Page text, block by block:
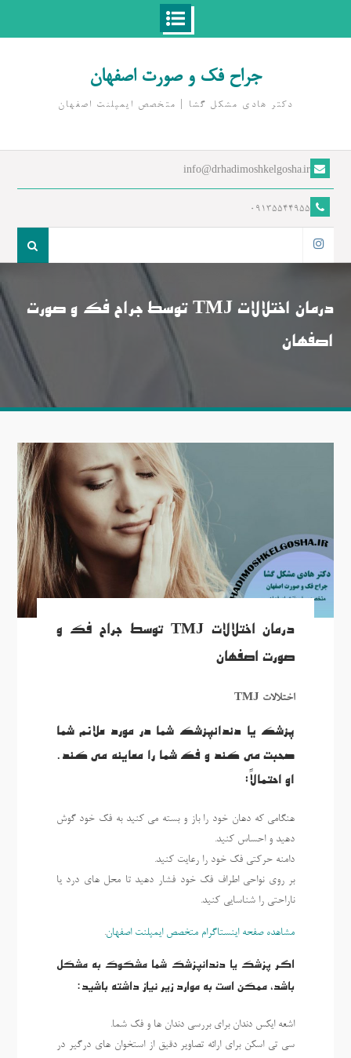
جراح فک و صورت اصفهان
دکتر هادی مشکل گشا | متخصص ايمپلنت اصفهان
info@drhadimoshkelgosha.ir
09135544955
درمان اختلالات TMJ توسط جراح فک و صورت
اصفهان
درمان اختلالات TMJ توسط جراح فک و
صورت اصفهان
اختلالات TMJ
پزشک یا دندانپزشک شما در مورد علائم شما
صحبت می کند و فک شما را معاینه می کند.
او احتمالاً:
هنگامی که دهان خود را باز و بسته می کنید به فک خود گوش
دهید و احساس کنید.
دامنه حرکتی فک خود را رعایت کنید.
بر روی نواحی اطراف فک خود فشار دهید تا محل های درد یا
ناراحتی را شناسایی کنید.
مشاهده صفحه اینستاگرام متخصص ایمپلنت اصفهان.
اگر پزشک یا دندانپزشک شما مشکوک به مشکل
باشد، ممکن است به موارد زیر نیاز داشته باشید:
اشعه ایکس دندان برای بررسی دندان ها و فک شما.
سی تی اسکن برای ارائه تصاویر دقیق از استخوان های درگیر در